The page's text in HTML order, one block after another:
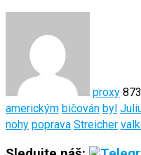
proxy
americkým bičován byl
nohy poprava Streicher